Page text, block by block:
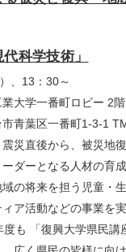
代科学技術」
、13：30～
大学一番町ロビー 2
葉区一番町1-3-1 TM
災直後から、被災地
ダーとなる人材の育
の将来を担う児童・生
ア活動などの事業を
度も 「復興大学県民講